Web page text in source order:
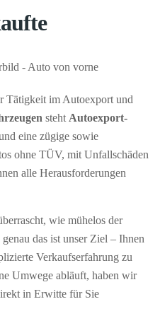
Tätigkeit im Autoexport und
steht Autoexport-
eine zügige sowie
ohne TÜV, mit Unfallschäden
alle Herausforderungen
wie mühelos der
das ist unser Ziel – Ihnen
Verkaufserfahrung zu
Umwege abläuft, haben wir
in Erwitte für Sie